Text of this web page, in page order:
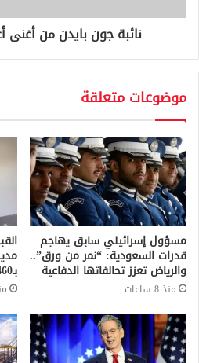
نائبة جون بايدن من أغنى
موضوعات متعلقة
مسؤول إسرائيلي سابق يهاجم
قدرات السعودية: “نمر من ورق”..
والرياض تعزز تحالفاتها الدفاعية
منذ 8 ساعات
بـ460 ألف جنيه في قضايا نفقة